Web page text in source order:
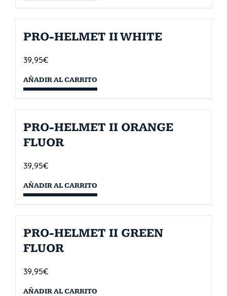
PRO-HELMET II WHITE
39,95€
AÑADIR AL CARRITO
PRO-HELMET II ORANGE
FLUOR
39,95€
AÑADIR AL CARRITO
PRO-HELMET II GREEN
FLUOR
39,95€
AÑADIR AL CARRITO